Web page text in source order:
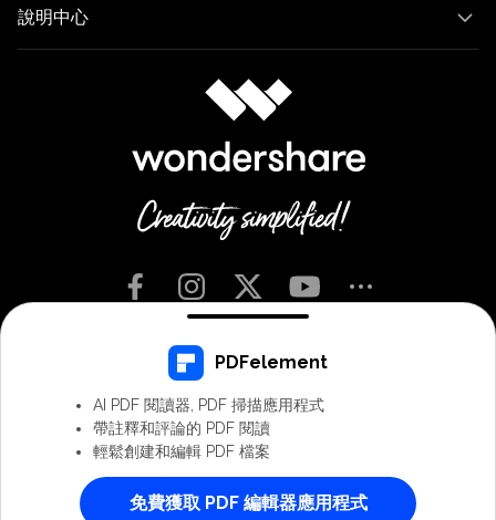
PDFelement - 全能PDF編輯器
說明中心
條款與細則 隱私權 Cookie 偏好設定
解除安裝
© 2026Wondershare 版權所有。
Chinese Traditional - 繁體中文
PDFelement
AI PDF 閱讀器, PDF 掃描應用程式
帶註釋和評論的 PDF 閱讀
輕鬆創建和編輯 PDF 檔案
免費獲取 PDF 編輯器應用程式